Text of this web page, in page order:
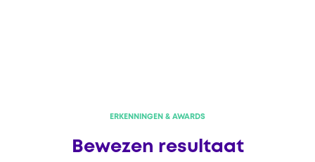
ERKENNINGEN & AWARDS
Bewezen resultaat